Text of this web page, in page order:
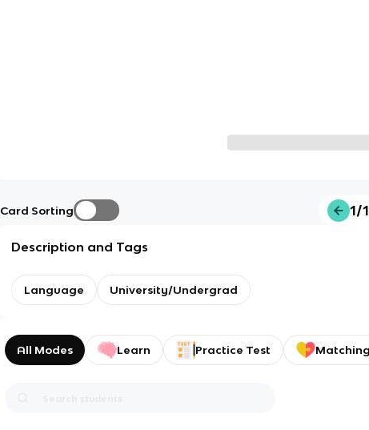
Card Sorting 1/
Description and Tags
Language University/Undergrad
All Modes Learn Practice Test Matching